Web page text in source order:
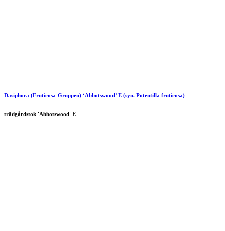
Dasiphora (Fruticosa-Gruppen) ‘Abbotswood’ E (syn. Potentilla fruticosa)
trädgårdstok 'Abbotswood' E